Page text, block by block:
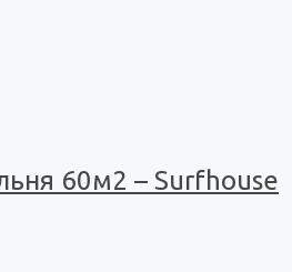
60м2 – Surfhouse